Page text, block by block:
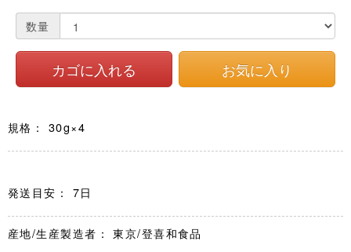
数量
規格： 30g×4
発送目安： 7日
産地/生産製造者： 東京/登喜和食品